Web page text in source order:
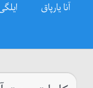
آنا یارپاق